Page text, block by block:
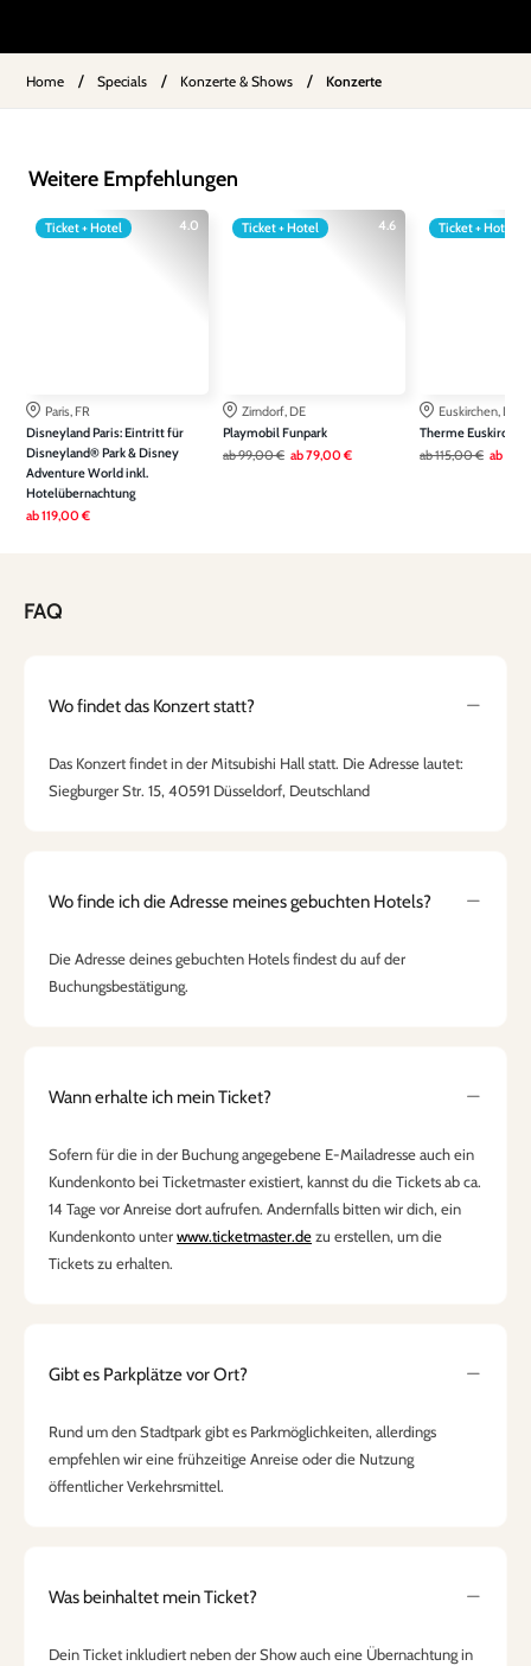
Home / Specials / Konzerte & Shows / Konzerte
Weitere Empfehlungen
4.0
Ticket + Hotel
Paris, FR
Disneyland Paris: Eintritt für
Disneyland® Park & Disney
Adventure World inkl.
Hotelübernachtung
ab119,00 €
4.6
Ticket + Hotel
Zirndorf, DE
Playmobil Funpark
ab99,00 € ab79,00 €
Ticket + Hotel
Euskirchen, DE
Therme Euskirchen
ab115,00 € ab
FAQ
Wo findet das Konzert statt?
Das Konzert findet in der Mitsubishi Hall statt. Die Adresse lautet:
Siegburger Str. 15, 40591 Düsseldorf, Deutschland
Wo finde ich die Adresse meines gebuchten Hotels?
Die Adresse deines gebuchten Hotels findest du auf der
Buchungsbestätigung.
Wann erhalte ich mein Ticket?
Sofern für die in der Buchung angegebene E-Mailadresse auch ein
Kundenkonto bei Ticketmaster existiert, kannst du die Tickets ab ca.
14 Tage vor Anreise dort aufrufen. Andernfalls bitten wir dich, ein
Kundenkonto unterwww.ticketmaster.dezu erstellen, um die
Tickets zu erhalten.
Gibt es Parkplätze vor Ort?
Rund um den Stadtpark gibt es Parkmöglichkeiten, allerdings
empfehlen wir eine frühzeitige Anreise oder die Nutzung
öffentlicher Verkehrsmittel.
Was beinhaltet mein Ticket?
Dein Ticket inkludiert neben der Show auch eine Übernachtung in